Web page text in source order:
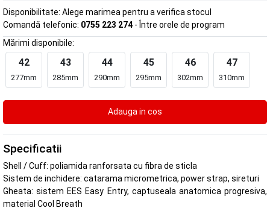
Disponibilitate: Alege marimea pentru a verifica stocul
Comandă telefonic: 0755 223 274 - Între orele de program
Mărimi disponibile:
42
277mm
43
285mm
44
290mm
45
295mm
46
302mm
47
310mm
Specificatii
Shell / Cuff: poliamida ranforsata cu fibra de sticla
Sistem de inchidere: catarama micrometrica, power strap, sireturi
Gheata: sistem EES Easy Entry, captuseala anatomica progresiva,
material Cool Breath